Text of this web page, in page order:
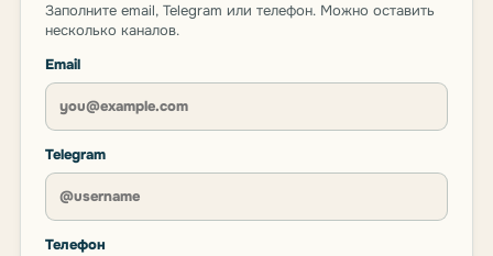
Заполните email, Telegram или телефон. Можно оставить
несколько каналов.
Email
Telegram
Телефон